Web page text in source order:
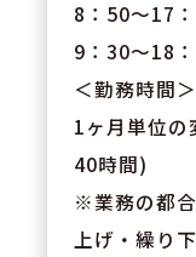
8：50～17
9：30～18
＜勤務時間＞
1ヶ月単位
40時間)
※業務の都
上げ・繰り